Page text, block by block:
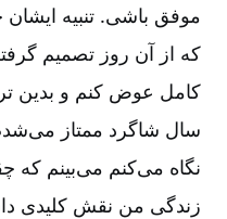
موفق باشی. تنبیه
که از آن روز تصمیم
کامل عوض کنم و بدین
سال شاگرد ممتاز
نگاه می‌‌کنم می‌‌بینم که
زندگی من نقش کلیدی